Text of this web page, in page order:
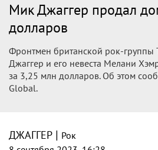
Мик Джаггер продал
долларов
Фронтмен британской рок-
Джаггер и его невеста Мелани
за 3,25 млн долларов. Об этом
Global.
ДЖАГГЕР | Рок